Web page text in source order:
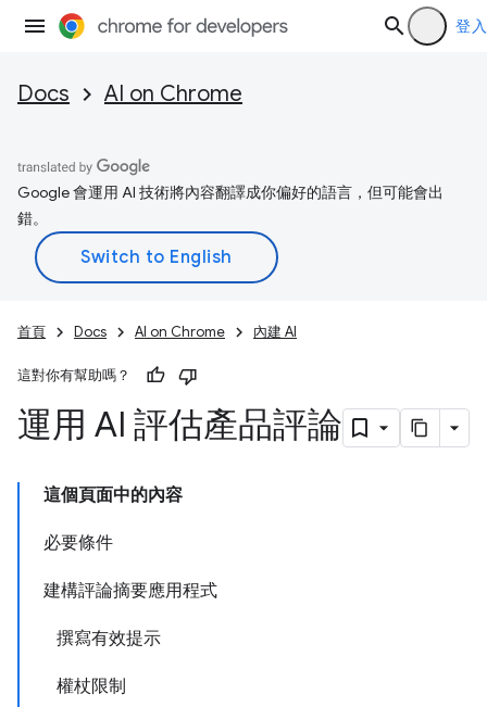
登入
Docs AI on Chrome
Google 會運用 AI 技術將內容翻譯成你偏好的語言，但可能會出
錯。
首頁 Docs AI on Chrome 內建 AI
這對你有幫助嗎？
運用 AI 評估產品評論
這個頁面中的內容
必要條件
建構評論摘要應用程式
撰寫有效提示
權杖限制